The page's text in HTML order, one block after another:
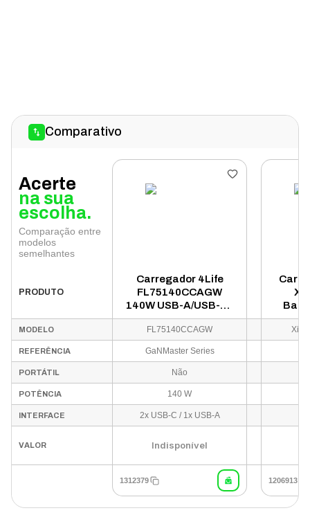
Comparativo
Acerte
na sua
escolha.
Comparação entre
modelos
semelhantes
PRODUTO
Carregador 4Life
FL75140CCAGW
140W USB-A/USB-C -
Branco
MODELO FL75140CCAGW
REFERÊNCIA GaNMaster Series
PORTÁTIL Não
POTÊNCIA 140 W
INTERFACE 2x USB-C / 1x USB-A
VALOR Indisponível
1312379 1206913